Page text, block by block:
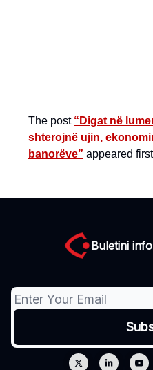
The post “Digat në
shterojnë ujin,
banorëve” appeared
Buletini